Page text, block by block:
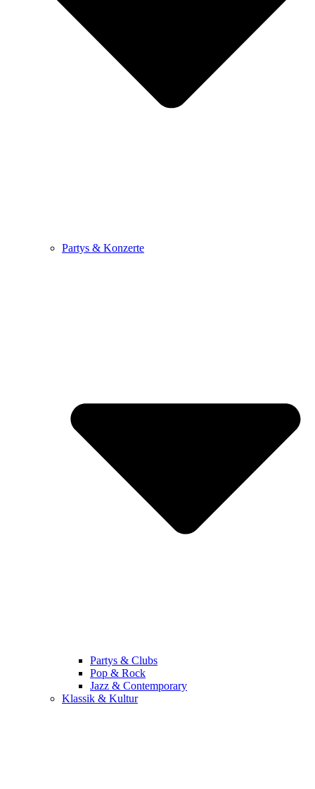
Partys & Konzerte
Partys & Clubs
Pop & Rock
Jazz & Contemporary
Klassik & Kultur